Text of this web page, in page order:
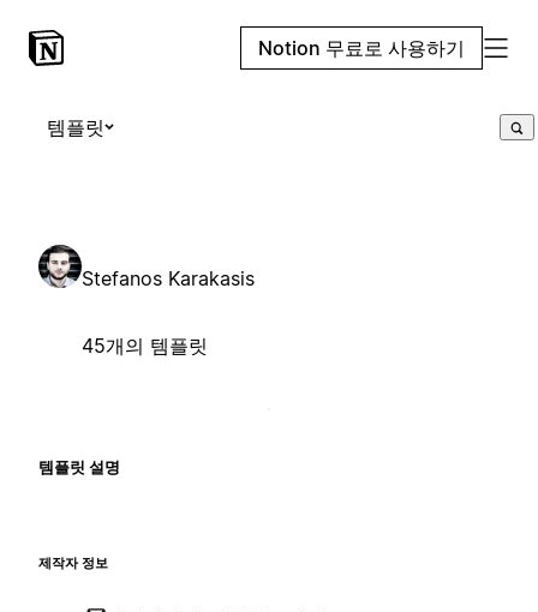
Notion 무료로 사용하기
템플릿
Stefanos Karakasis
45개의 템플릿
템플릿 설명
제작자 정보